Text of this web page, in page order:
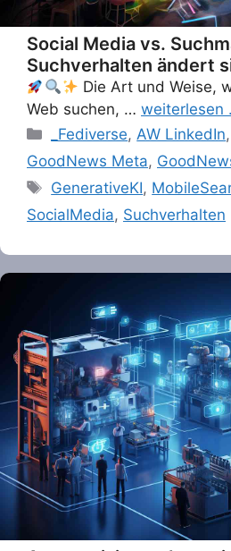
Social Media vs.
Suchverhalten ändert
Die Art und Weise,
Web suchen, … weiterlesen
Categories
_Fediverse, AW LinkedIn,
GoodNews Meta,
Tags
GenerativeKI,
SocialMedia, Suchverhalten